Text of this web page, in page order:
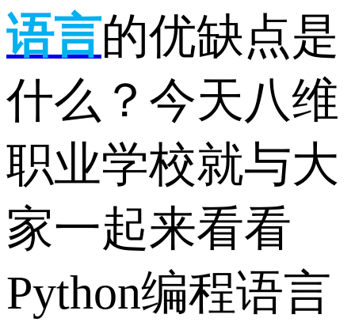
语言的优缺点是
什么？今天八维
职业学校就与大
家一起来看看
Python编程语言